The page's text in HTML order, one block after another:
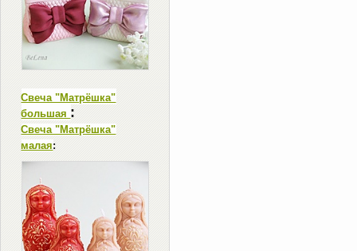
Свеча "Матрёшка"
большая :
Свеча "Матрёшка"
малая: